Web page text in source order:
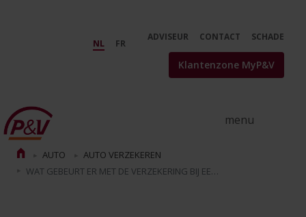
NL FR
ADVISEUR CONTACT SCHADE
Klantenzone MyP&V
AUTO
AUTO VERZEKEREN
WAT GEBEURT ER MET DE VERZEKERING BIJ EEN TOTAAL VERLIES VAN UW AUTO?